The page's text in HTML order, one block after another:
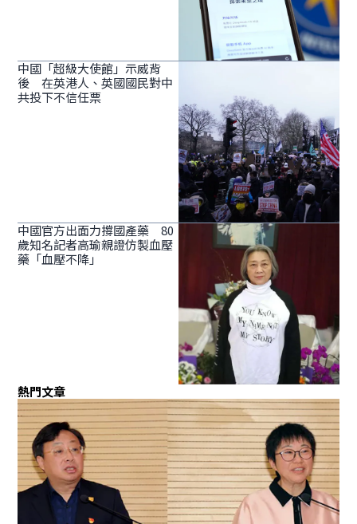
中國「超級大使館」示威背
後 在英港人、英國國民對中
共投下不信任票
中國官方出面力撐國產藥 80
歲知名記者高瑜親證仿製血壓
藥「血壓不降」
熱門文章